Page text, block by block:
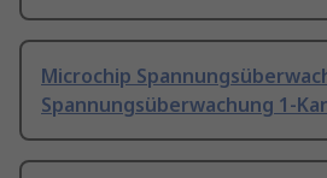
Microchip
Spannungsüberwachung 1-